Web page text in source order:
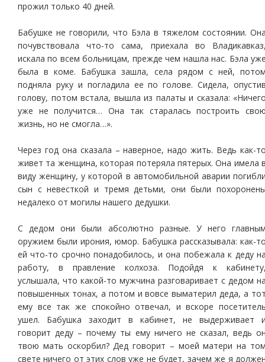
прожил только 40 дней.
Бабушке не говорили, что Бэла в тяжелом состоянии.
почувствовала что-то сама, приехала во
искала по всем больницам, прежде чем нашла нас. Бэла
была в коме. Бабушка зашла, села рядом с ней,
подняла руку и погладила ее по голове. Сидела,
голову, потом встала, вышла из палаты и сказала:
уже не получится… Она так старалась построить
жизнь, но не смогла…».
Через год она сказала – наверное, надо жить. Ведь как-
живет та женщина, которая потеряла пятерых. Она имела
виду женщину, у которой в автомобильной аварии
сын с невесткой и тремя детьми, они были
недалеко от могилы нашего дедушки.
С дедом они были абсолютно разные. У него
оружием были ирония, юмор. Бабушка рассказывала: как-
ей что-то срочно понадобилось, и она побежала к деду
работу, в правление колхоза. Подойдя к
услышала, что какой-то мужчина разговаривает с дедом
повышенных тонах, а потом и вовсе выматерил деда, а
ему все так же спокойно отвечал, и вскоре
ушел. Бабушка заходит в кабинет, не выдерживает
говорит деду – почему ты ему ничего не сказал, ведь
твою мать оскорбил? Дед говорит – моей матери на
свете ничего от этих слов уже не будет, зачем же я